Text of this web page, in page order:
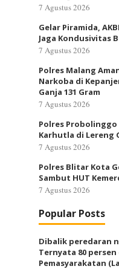
7 Agustus 2026
Gelar Piramida,
Jaga Kondusivitas
7 Agustus 2026
Polres Malang
Narkoba di
Ganja 131 Gram
7 Agustus 2026
Polres
Karhutla di Lereng
7 Agustus 2026
Polres Blitar Kota
Sambut HUT
7 Agustus 2026
Popular Posts
Dibalik peredaran
Ternyata 80
Pemasyarakatan